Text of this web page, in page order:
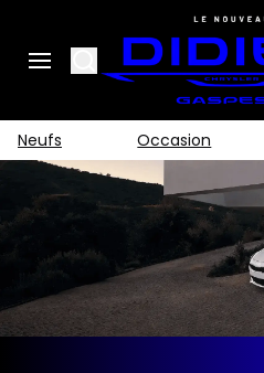
Search
Neufs Occasion